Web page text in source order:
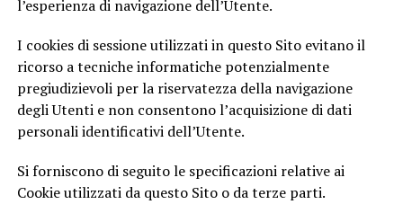
l’esperienza di navigazione dell’Utente.
I cookies di sessione utilizzati in questo Sito evitano il
ricorso a tecniche informatiche potenzialmente
pregiudizievoli per la riservatezza della navigazione
degli Utenti e non consentono l’acquisizione di dati
personali identificativi dell’Utente.
Si forniscono di seguito le specificazioni relative ai
Cookie utilizzati da questo Sito o da terze parti.